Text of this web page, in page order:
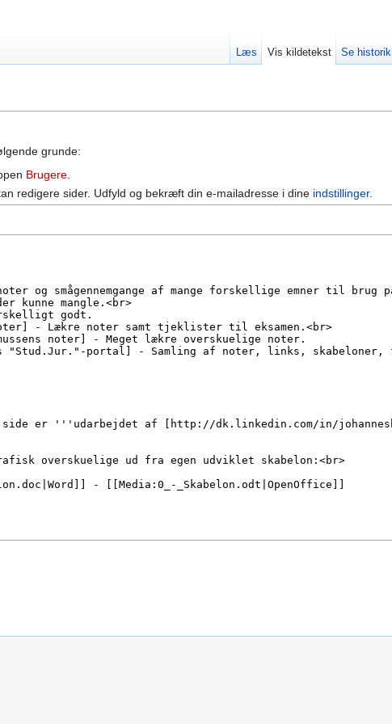
grunde:
Brugere
redigere sider. Udfyld og bekræft din e-mailadresse i dine indstillinger.
Læs Vis kildetekst Se historik